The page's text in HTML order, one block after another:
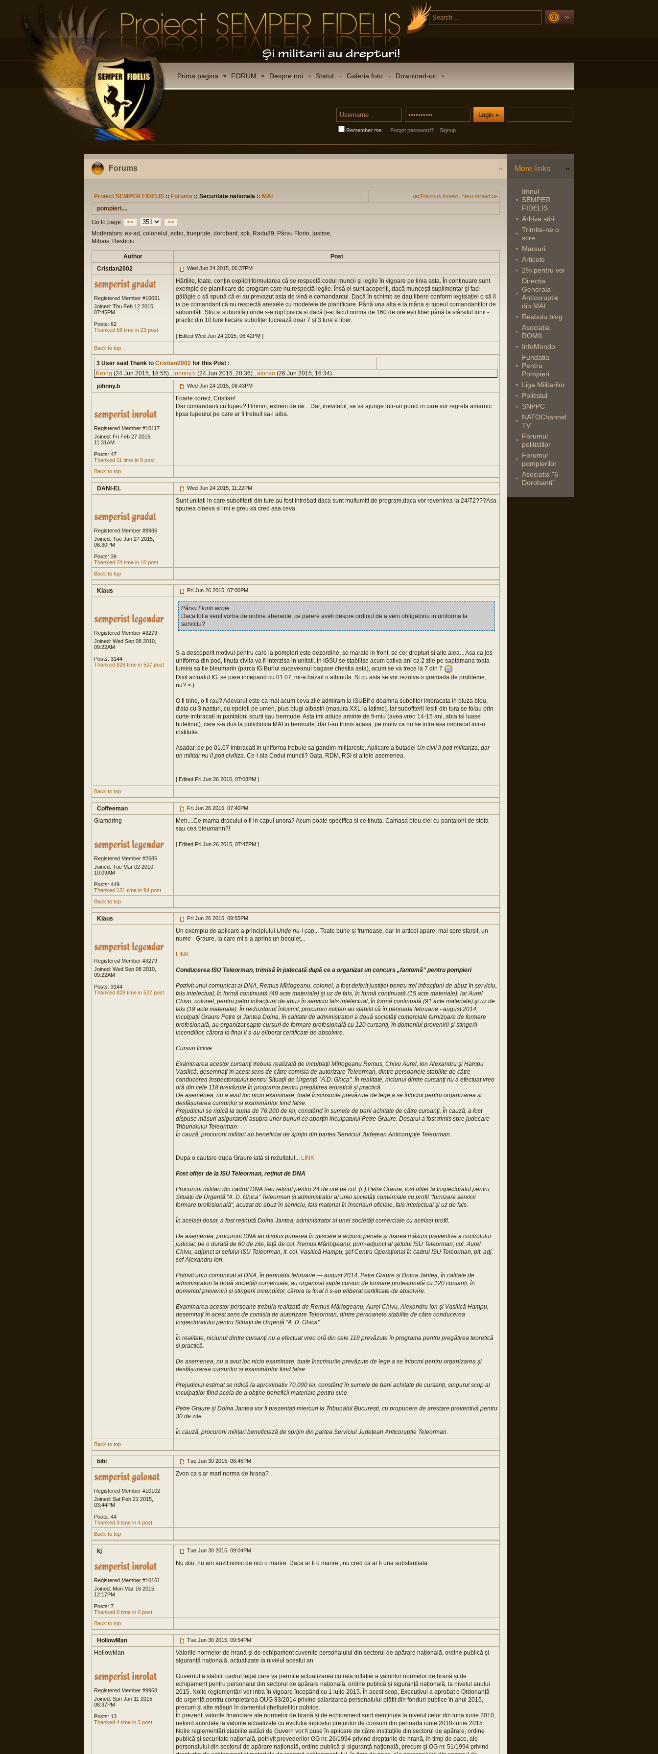
Prima pagina FORUM Despre noi Statut Galeria foto Download-uri
Remember me Forgot password? Signup
Forums
Proiect SEMPER FIDELIS :: Forums :: Securitate nationala :: MAI << Previous thread | Next thread >>
pompieri....
Go to page
<<
>>
Moderators: ex-ad, colonelul, echo, truepride, dorobant, spk, Radu89, Pârvu Florin, justme,
Mihais, Resboiu
Author
Post
Cristian2002
Wed Jun 24 2015, 06:37PM
Registered Member #10061
Joined: Thu Feb 12 2015,
07:45PM
Posts: 62
Thanked 58 time in 23 post
Hârtiile, toate, conțin explicit formularea că se respectă codul muncii și legile în vigoare pe linia asta. În continuare sunt
exemple de planificare de program care nu respectă legile. Însă ei sunt acoperiți, dacă muncești suplimentar și faci
gălăgie o să spună că ei au prevazut asta de vină e comandantul. Dacă în schimb se dau libere conform legislației o să îl
ia pe comandant că nu respectă anexele cu modelele de planificare. Până una alta e la mâna și tupeul comandanților de
subunități. Știu și subunități unde s-a rupt pisica și dacă ți-ai făcut norma de 160 de ore ești liber până la sfârșitul lunii -
practic din 10 ture fiecare subofițer lucrează doar 7 și 3 ture e liber.
[ Edited Wed Jun 24 2015, 06:42PM ]
Back to top
3 User said Thank to Cristian2002 for this Post :
Krong (24 Jun 2015, 18:55) , johnny.b (24 Jun 2015, 20:36) , alonso (26 Jun 2015, 16:34)
johnny.b
Wed Jun 24 2015, 08:43PM
Registered Member #10117
Joined: Fri Feb 27 2015,
11:31AM
Posts: 47
Thanked 11 time in 8 post
Foarte corect, Cristian!
Dar comandanti cu tupeu? Hmmm, extrem de rar... Dar, inevitabil, se va ajunge intr-un punct in care vor regreta amarnic
lipsa tupeului pe care ar fi trebuit sa-l aiba.
Back to top
DANI-EL Wed Jun 24 2015, 11:22PM
Registered Member #9986
Joined: Tue Jan 27 2015,
08:30PM
Posts: 39
Thanked 24 time in 10 post
Sunt unitati in care subofiterii din ture au fost intrebati daca sunt multumiti de program,daca vor revenirea la 24/72???Asa
spunea cineva si imi e greu sa cred asa ceva.
Back to top
Klaus Fri Jun 26 2015, 07:00PM
Registered Member #3279
Joined: Wed Sep 08 2010,
09:22AM
Posts: 3144
Thanked 828 time in 527 post
Pârvu Florin wrote ...
Daca tot a venit vorba de ordine aberante, ce parere aveti despre ordinul de a veni obligatoriu in uniforma la
serviciu?
S-a descoperit motivul pentru care la pompieri este dezordine, se maraie in front, se cer drepturi si alte alea... Asa ca jos
uniforma din pod, tinuta civila va fi interzisa in unitati. In IGSU se stabilise acum cativa ani ca 2 zile pe saptamana toata
lumea sa fie bleumarin (parca IG Burlui suceveanul bagase chestia asta), acum se va trece la 7 din 7
Dixit actualul IG, se pare incepand cu 01.07, mi-a bazait o albinuta. Si cu asta se vor rezolva o gramada de probleme,
nu? >:)
O fi bine, o fi rau? Adevarul este ca mai acum ceva zile admiram la ISUBIf o doamna subofiter imbracata in bluza bleu,
d'aia cu 3 nasturi, cu epoleti pe umeri, plus blugi albastri (masura XXL la latime). Iar subofiterii iesiti din tura se foiau prin
curte imbracati in pantaloni scurti sau bermude. Asta imi aduce aminte de fi-miu (avea vreo 14-15 ani, abia isi luase
buletinul), care s-a dus la policlinica MAI in bermude, dar l-au trimis acasa, pe motiv ca nu se intra asa imbracat intr-o
institutie.
Asadar, de pe 01.07 imbracati in uniforma trebuie sa gandim militareste. Aplicare a butadei Un civil il poti militariza, dar
un militar nu il poti civiliza. Ce-i aia Codul muncii? Gata, RDM, RSI si altele asemenea.
[ Edited Fri Jun 26 2015, 07:03PM ]
Back to top
Coffeeman Fri Jun 26 2015, 07:40PM
Glamdring
Registered Member #2685
Joined: Tue Mar 02 2010,
10:09AM
Posts: 449
Thanked 131 time in 94 post
Meh....Ce mama dracului o fi in capul unora? Acum poate specifica si ce tinuta. Camasa bleu ciel cu pantaloni de stofa
sau cea bleumarin?!
[ Edited Fri Jun 26 2015, 07:47PM ]
Back to top
Klaus Fri Jun 26 2015, 09:55PM
Registered Member #3279
Joined: Wed Sep 08 2010,
09:22AM
Posts: 3144
Thanked 828 time in 527 post
Un exemplu de aplicare a principiului Unde nu-i cap... Toate bune si frumoase, dar in articol apare, mai spre sfarsit, un
nume - Graure, la care mi s-a aprins un beculet...
LINK
Conducerea ISU Teleorman, trimisă în judecată după ce a organizat un concurs „fantomă” pentru pompieri
Potrivit unui comunicat al DNA, Remus Mîrlogeanu, colonel, a fost deferit justiţiei pentru trei infracţiuni de abuz în serviciu,
fals intelectual, în formă continuată (49 acte materiale) şi uz de fals, în formă continuată (15 acte materiale), iar Aurel
Chivu, colonel, pentru patru infracţiuni de abuz în serviciu fals intelectual, în formă continuată (91 acte materiale) şi uz de
fals (19 acte materiale). În rechizitoriul întocmit, procurorii militari au stabilit că în perioada februarie - august 2014,
inculpații Graure Petre și Jantea Doina, în calitate de administratori a două societăți comerciale furnizoare de formare
profesională, au organizat șapte cursuri de formare profesională cu 120 cursanți, în domeniul prevenirii și stingerii
incendiilor, cărora la final li s-au eliberat certificate de absolvire.
Cursuri fictive
Examinarea acestor cursanți trebuia realizată de inculpații Mîrlogeanu Remus, Chivu Aurel, Ion Alexandru și Hampu
Vasilică, desemnați în acest sens de către comisia de autorizare Teleorman, dintre persoanele stabilite de către
conducerea Inspectoratului pentru Situații de Urgență ”A.D. Ghica”. În realitate, niciunul dintre cursanți nu a efectuat vreo
oră din cele 118 prevăzute în programa pentru pregătirea teoretică și practică.
De asemenea, nu a avut loc nicio examinare, toate înscrisurile prevăzute de lege a se întocmi pentru organizarea și
desfășurarea cursurilor și examinărilor fiind false.
Prejudiciul se ridică la suma de 76.200 de lei, constând în sumele de bani achitate de către cursanți. În cauză, a fost
dispuse măsuri asiguratorii asupra unor bunuri ce aparțin inculpatului Petre Graure. Dosarul a fost trimis spre judecare
Tribunalului Teleorman.
În cauză, procurorii militari au beneficiat de sprijin din partea Serviciul Județean Anticorupție Teleorman.
Dupa o cautare dupa Graure iata si rezultatul... LINK
Fost ofițer de la ISU Teleorman, reținut de DNA
Procurorii militari din cadrul DNA l-au reținut pentru 24 de ore pe col. (r.) Petre Graure, fost ofițer la Inspectoratul pentru
Situații de Urgență "A. D. Ghica" Teleorman și administrator al unei societăți comerciale cu profil "furnizare servicii
formare profesională", acuzat de abuz în serviciu, fals material în înscrisuri oficiale, fals intelectual și uz de fals.
În același dosar, a fost reținută Doina Jantea, administrator al unei societăți comerciale cu același profil.
De asemenea, procurorii DNA au dispus punerea în mișcare a acțiunii penale și luarea măsurii preventive a controlului
judiciar, pe o durată de 60 de zile, față de col. Remus Mârlogeanu, prim-adjunct al șefului ISU Teleorman, col. Aurel
Chivu, adjunct al șefului ISU Teleorman, lt. col. Vasilică Hampu, șef Centru Operațional în cadrul ISU Teleorman, plt. adj.
șef Alexandru Ion.
Potrivit unui comunicat al DNA, în perioada februarie — august 2014, Petre Graure și Doina Jantea, în calitate de
administratori la două societăți comerciale, au organizat șapte cursuri de formare profesională cu 120 cursanți, în
domeniul prevenirii și stingerii incendiilor, cărora la final li s-au eliberat certificate de absolvire.
Examinarea acestor persoane trebuia realizată de Remus Mârlogeanu, Aurel Chivu, Alexandru Ion și Vasilică Hampu,
desemnați în acest sens de comisia de autorizare Teleorman, dintre persoanele stabilite de către conducerea
Inspectoratului pentru Situații de Urgență "A. D. Ghica".
În realitate, niciunul dintre cursanți nu a efectuat vreo oră din cele 118 prevăzute în programa pentru pregătirea teoretică
și practică.
De asemenea, nu a avut loc nicio examinare, toate înscrisurile prevăzute de lege a se întocmi pentru organizarea și
desfășurarea cursurilor și examinărilor fiind false.
Prejudiciul estimat se ridică la aproximativ 70.000 lei, constând în sumele de bani achitate de cursanți, singurul scop al
inculpaților fiind acela de a obține beneficii materiale pentru sine.
Petre Graure și Doina Jantea vor fi prezentați miercuri la Tribunalul București, cu propunere de arestare preventivă pentru
30 de zile.
În cauză, procurorii militari beneficiază de sprijin din partea Serviciul Județean Anticorupție Teleorman.
Back to top
bibi Tue Jun 30 2015, 08:45PM
Registered Member #10102
Joined: Sat Feb 21 2015,
03:44PM
Posts: 44
Thanked 4 time in 4 post
Zvon ca s.ar mari norma de hrana?
Back to top
kj Tue Jun 30 2015, 09:04PM
Registered Member #10161
Joined: Mon Mar 16 2015,
12:17PM
Posts: 7
Thanked 0 time in 0 post
Nu stiu, nu am auzit nimic de nici o marire. Daca ar fi o marire , nu cred ca ar fi una substantiala.
Back to top
HollowMan Tue Jun 30 2015, 09:54PM
HollowMan
Registered Member #9958
Joined: Sun Jan 11 2015,
08:37PM
Posts: 13
Thanked 4 time in 3 post
Valorile normelor de hrană și de echipament cuvenite personalului din sectorul de apărare națională, ordine publică și
siguranță națională, actualizate la nivelul acestui an
Guvernul a stabilit cadrul legal care va permite actualizarea cu rata inflației a valorilor normelor de hrană și de
echipament pentru personalul din sectorul de apărare națională, ordine publică și siguranță națională, la nivelul anului
2015. Noile reglementări vor intra în vigoare începând cu 1 iulie 2015. În acest scop, Executivul a aprobat o Ordonanță
de urgență pentru completarea OUG 83/2014 privind salarizarea personalului plătit din fonduri publice în anul 2015,
precum și alte măsuri în domeniul cheltuielilor publice.
În prezent, valorile financiare ale normelor de hrană și de echipament sunt menținute la nivelul celor din luna iunie 2010,
nefiind acordate la valorile actualizate cu evoluția indicelui prețurilor de consum din perioada iunie 2010-iunie 2015.
Noile reglementări stabilite astăzi de Guvern vor fi puse în aplicare de către instituțiile din sectorul de apărare, ordine
publică și securitate națională, potrivit prevederilor OG nr. 26/1994 privind drepturile de hrană, în timp de pace, ale
personalului din sectorul de apărare națională, ordine publică și siguranță națională, precum și OG nr. 51/1994 privind
More links
Imnul
SEMPER
FIDELIS
Arhiva stiri
Trimite-ne o
stire
Marsuri
Articole
2% pentru voi
Directia
Generala
Anticoruptie
din MAI
Resboiu blog
Asociatia
ROMIL
InfoMondo
Fundatia
Pentru
Pompieri
Liga Militarilor
Politistul
SNPPC
NATOChannel
TV
Forumul
politistilor
Forumul
pompierilor
Asociatia "6
Dorobanti"